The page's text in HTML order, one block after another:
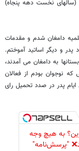
(سالهای نخست دهه پنجاه)
علمیه دامغان شدم و مقدمات
صرف و نحو و منطق و احکام را تا سال 58 نزد پدر و دیگر اساتید آموختم.
به دامغان می آمدند،
که نوجوان بودم از فعالان
ایام پدر در صدد تحمیل رای
به هیچ وجه
"پرسش‌نامه"